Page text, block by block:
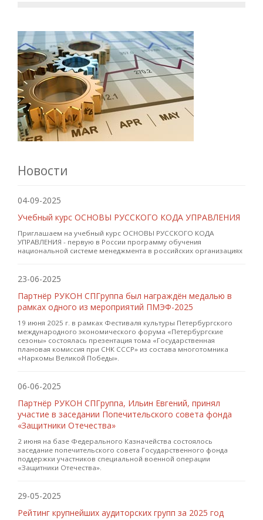
Новости
04-09-2025
Учебный курс ОСНОВЫ РУССКОГО КОДА УПРАВЛЕНИЯ
Приглашаем на учебный курс ОСНОВЫ РУССКОГО КОДА
УПРАВЛЕНИЯ - первую в России программу обучения
национальной системе менеджмента в российских организациях
23-06-2025
Партнёр РУКОН СПГруппа был награждён медалью в
рамках одного из мероприятий ПМЭФ-2025
19 июня 2025 г. в рамках Фестиваля культуры Петербургского
международного экономического форума «Петербургские
сезоны» состоялась презентация тома «Государственная
плановая комиссия при СНК СССР» из состава многотомника
«Наркомы Великой Победы».
06-06-2025
Партнёр РУКОН СПГруппа, Ильин Евгений, принял
участие в заседании Попечительского совета фонда
«Защитники Отечества»
2 июня на базе Федерального Казначейства состоялось
заседание попечительского совета Государственного фонда
поддержки участников специальной военной операции
«Защитники Отечества».
29-05-2025
Рейтинг крупнейших аудиторских групп за 2025 год